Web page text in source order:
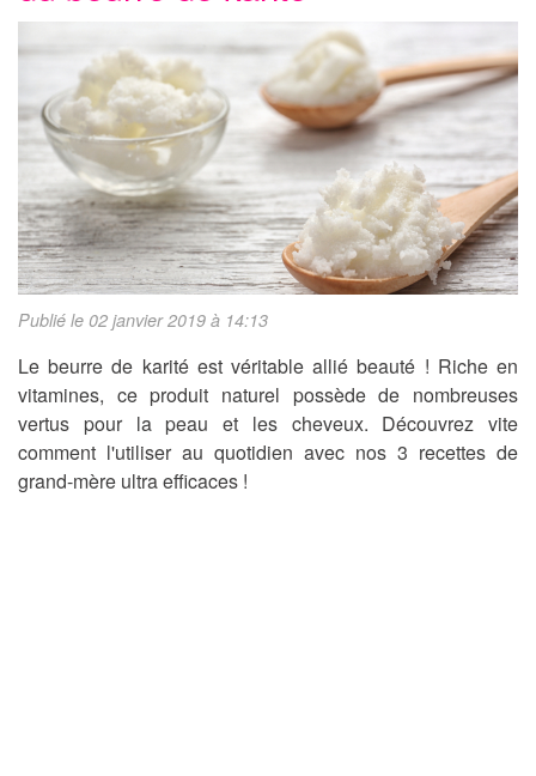
Publié le 02 janvier 2019 à 14:13
Le beurre de karité est véritable allié beauté ! Riche en
vitamines, ce produit naturel possède de nombreuses
vertus pour la peau et les cheveux. Découvrez vite
comment l'utiliser au quotidien avec nos 3 recettes de
grand-mère ultra efficaces !